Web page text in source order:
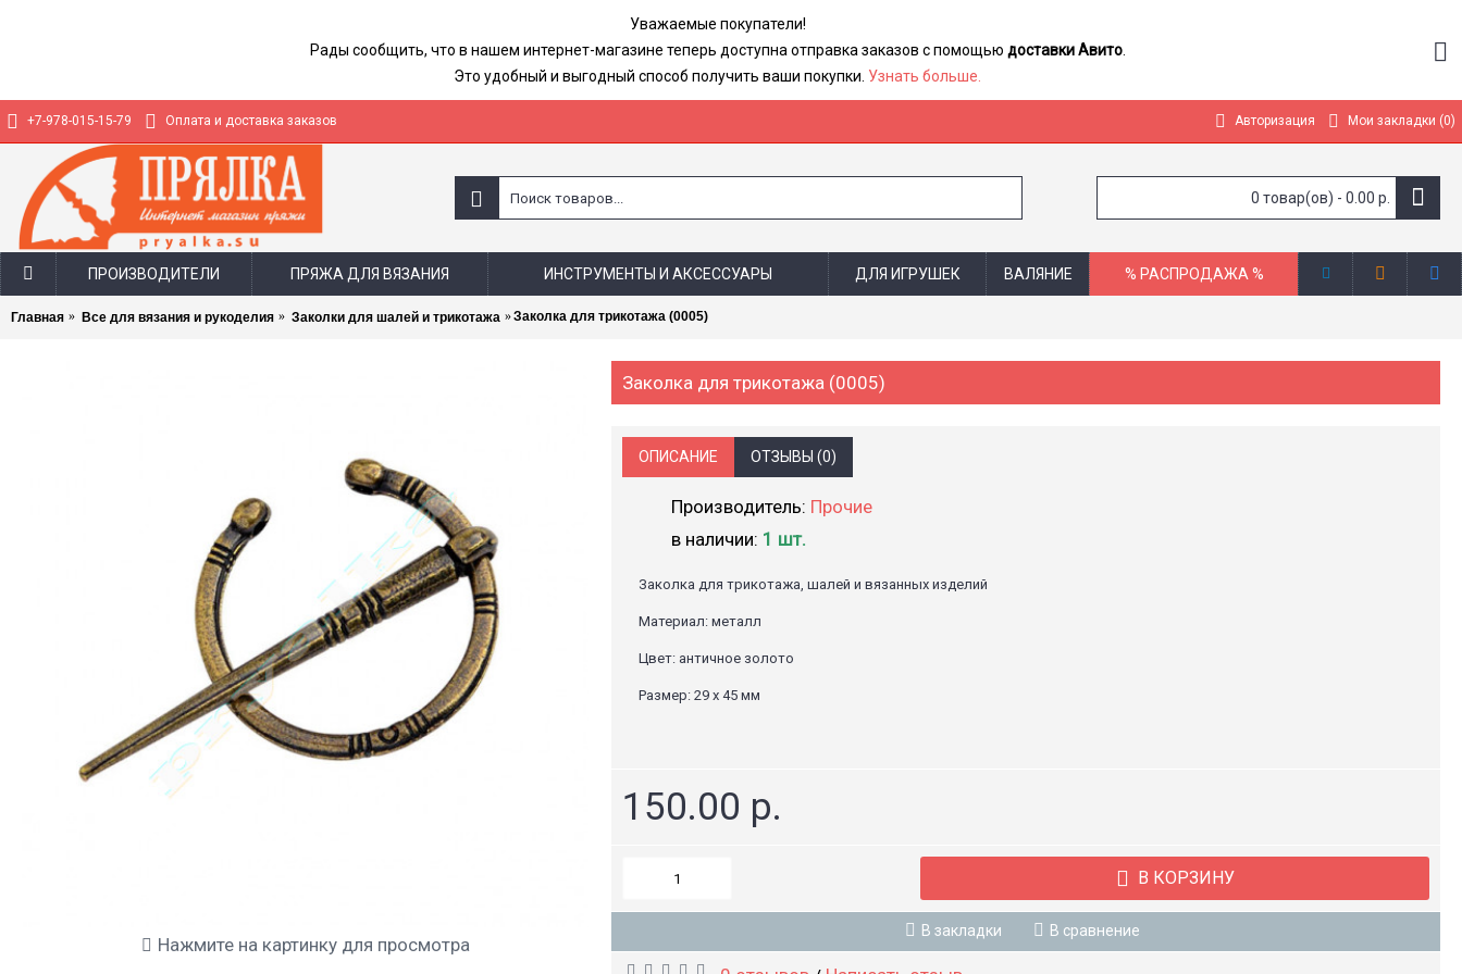
Уважаемые покупатели!
Рады сообщить, что в нашем интернет-магазине теперь доступна отправка заказов с помощью доставки Авито.
Это удобный и выгодный способ получить ваши покупки. Узнать больше.
+7-978-015-15-79 Оплата и доставка заказов Авторизация Мои закладки (0)
0 товар(ов) - 0.00 р.
ПРОИЗВОДИТЕЛИ ПРЯЖА ДЛЯ ВЯЗАНИЯ ИНСТРУМЕНТЫ И АКСЕССУАРЫ ДЛЯ ИГРУШЕК ВАЛЯНИЕ % РАСПРОДАЖА %
Главная Все для вязания и рукоделия Заколки для шалей и трикотажа Заколка для трикотажа (0005)
Нажмите на картинку для просмотра
Заколка для трикотажа (0005)
ОПИСАНИЕ ОТЗЫВЫ (0)
Производитель: Прочие
в наличии: 1 шт.
Заколка для трикотажа, шалей и вязанных изделий
Материал: металл
Цвет: античное золото
Размер: 29 х 45 мм
150.00 р.
В КОРЗИНУ
В закладки В сравнение